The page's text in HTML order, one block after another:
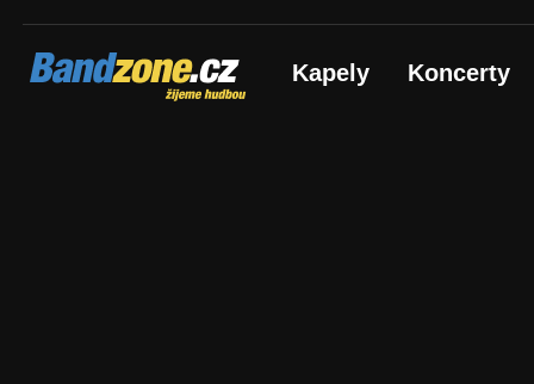
Bandzone.cz
žijeme hudbou Kapely Koncerty